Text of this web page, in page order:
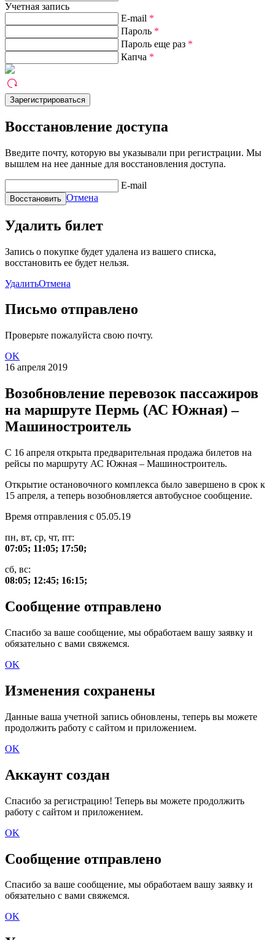
Учетная запись
E-mail *
Пароль *
Пароль еще раз *
Капча *
Восстановление доступа
Введите почту, которую вы указывали при регистрации. Мы
вышлем на нее данные для восстановления доступа.
E-mail
Отмена
Удалить билет
Запись о покупке будет удалена из вашего списка,
восстановить ее будет нельзя.
УдалитьОтмена
Письмо отправлено
Проверьте пожалуйста свою почту.
OK
16 апреля 2019
Возобновление перевозок пассажиров
на маршруте Пермь (АС Южная) –
Машиностроитель
С 16 апреля открыта предварительная продажа билетов на
рейсы по маршруту АС Южная – Машиностроитель.
Открытие остановочного комплекса было завершено в срок к
15 апреля, а теперь возобновляется автобусное сообщение.
Время отправления с 05.05.19
пн, вт, ср, чт, пт:
07:05; 11:05; 17:50;
сб, вс:
08:05; 12:45; 16:15;
Сообщение отправлено
Спасибо за ваше сообщение, мы обработаем вашу заявку и
обязательно с вами свяжемся.
OK
Изменения сохранены
Данные ваша учетной запись обновлены, теперь вы можете
продолжить работу с сайтом и приложением.
OK
Аккаунт создан
Спасибо за регистрацию! Теперь вы можете продолжить
работу с сайтом и приложением.
OK
Сообщение отправлено
Спасибо за ваше сообщение, мы обработаем вашу заявку и
обязательно с вами свяжемся.
OK